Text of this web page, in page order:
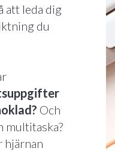
att leda dig
du
Och
multitaska?
hjärnan